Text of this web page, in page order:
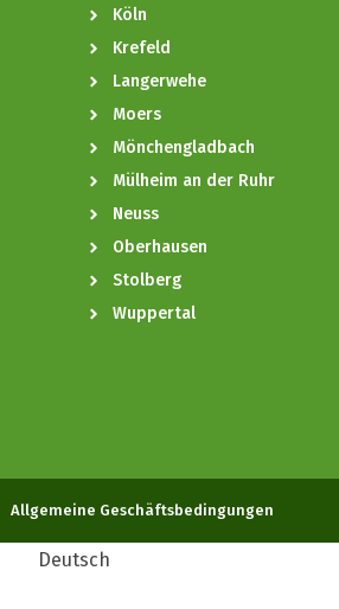
Köln
Krefeld
Langerwehe
Moers
Mönchengladbach
Mülheim an der Ruhr
Neuss
Oberhausen
Stolberg
Wuppertal
Allgemeine Geschäftsbedingungen
Deutsch